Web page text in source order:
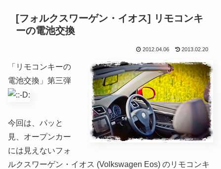
[フォルクスワーゲン・イオス] リモコンキ
ーの電池交換
2012.04.06 2013.02.20
「リモコンキーの
電池交換」第三弾
今回は、パッと
見、オープンカー
には見えないフォ
ルクスワーゲン・イオス (Volkswagen Eos) のリモコンキ